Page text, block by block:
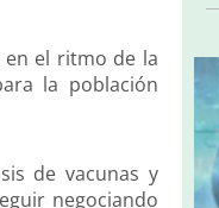
en el ritmo de la
la población
de vacunas y
negociando